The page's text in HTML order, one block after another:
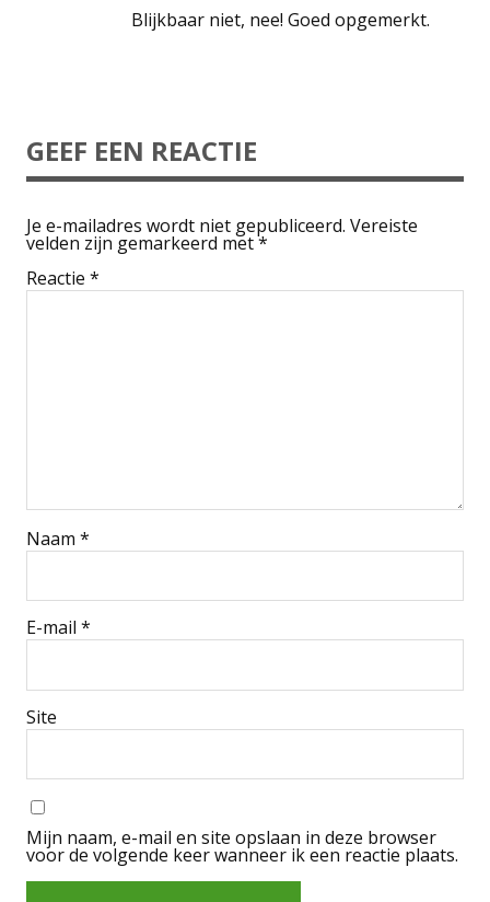
Blijkbaar niet, nee! Goed opgemerkt.
GEEF EEN REACTIE
Je e-mailadres wordt niet gepubliceerd. Vereiste
velden zijn gemarkeerd met*
Reactie *
Naam *
E-mail *
Site
Mijn naam, e-mail en site opslaan in deze browser
voor de volgende keer wanneer ik een reactie plaats.